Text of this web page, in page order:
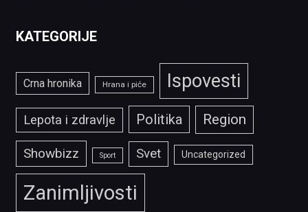
KATEGORIJE
Crna hronika Hrana i piće Ispovesti
Lepota i zdravlje Politika Region
Showbizz Sport Svet Uncategorized
Zanimljivosti